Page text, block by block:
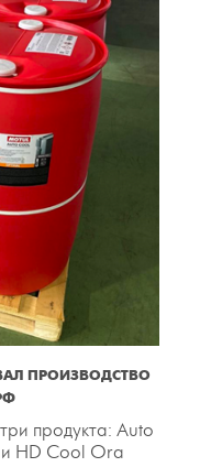
ПРОИЗВОДСТВО
продукта: Auto
HD Cool Ora